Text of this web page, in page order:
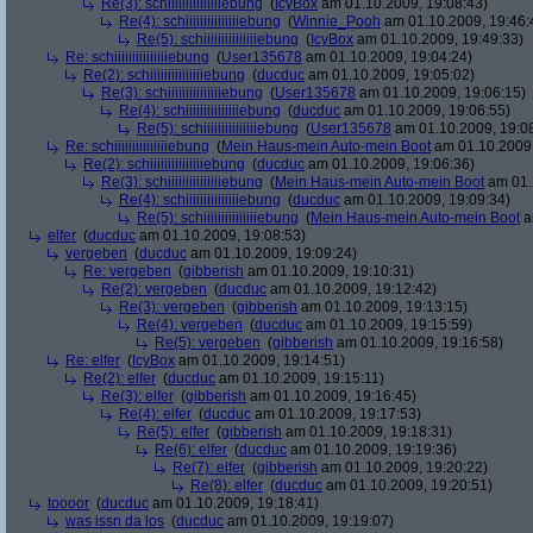
Re(3): schiiiiiiiiiiiiiiiebung ( IcyBox am 01.10.2009, 19:08:43)
Re(4): schiiiiiiiiiiiiiiiebung (Winnie_Pooh am 01.10.2009,
Re(5): schiiiiiiiiiiiiiiiebung ( IcyBox am 01.10.2009, 19:49:33)
Re: schiiiiiiiiiiiiiiiebung (User135678 am 01.10.2009, 19:04:24)
Re(2): schiiiiiiiiiiiiiiiebung (ducduc am 01.10.2009, 19:05:02)
Re(3): schiiiiiiiiiiiiiiiebung (User135678 am 01.10.2009, 19:06:15)
Re(4): schiiiiiiiiiiiiiiiebung (ducduc am 01.10.2009, 19:06:55)
Re(5): schiiiiiiiiiiiiiiiebung (User135678 am 01.10.2009,
Re: schiiiiiiiiiiiiiiiebung (Mein Haus-mein Auto-mein Boot am
Re(2): schiiiiiiiiiiiiiiiebung (ducduc am 01.10.2009, 19:06:36)
Re(3): schiiiiiiiiiiiiiiiebung (Mein Haus-mein Auto-mein Boot am
Re(4): schiiiiiiiiiiiiiiiebung (ducduc am 01.10.2009, 19:09:34)
Re(5): schiiiiiiiiiiiiiiiebung (Mein Haus-mein Auto-mein Boot
elfer (ducduc am 01.10.2009, 19:08:53)
vergeben (ducduc am 01.10.2009, 19:09:24)
Re: vergeben (gibberish am 01.10.2009, 19:10:31)
Re(2): vergeben (ducduc am 01.10.2009, 19:12:42)
Re(3): vergeben (gibberish am 01.10.2009, 19:13:15)
Re(4): vergeben (ducduc am 01.10.2009, 19:15:59)
Re(5): vergeben (gibberish am 01.10.2009, 19:16:58)
Re: elfer ( IcyBox am 01.10.2009, 19:14:51)
Re(2): elfer (ducduc am 01.10.2009, 19:15:11)
Re(3): elfer (gibberish am 01.10.2009, 19:16:45)
Re(4): elfer (ducduc am 01.10.2009, 19:17:53)
Re(5): elfer (gibberish am 01.10.2009, 19:18:31)
Re(6): elfer (ducduc am 01.10.2009, 19:19:36)
Re(7): elfer (gibberish am 01.10.2009, 19:20:22)
Re(8): elfer (ducduc am 01.10.2009, 19:20:51)
toooor (ducduc am 01.10.2009, 19:18:41)
was issn da los (ducduc am 01.10.2009, 19:19:07)